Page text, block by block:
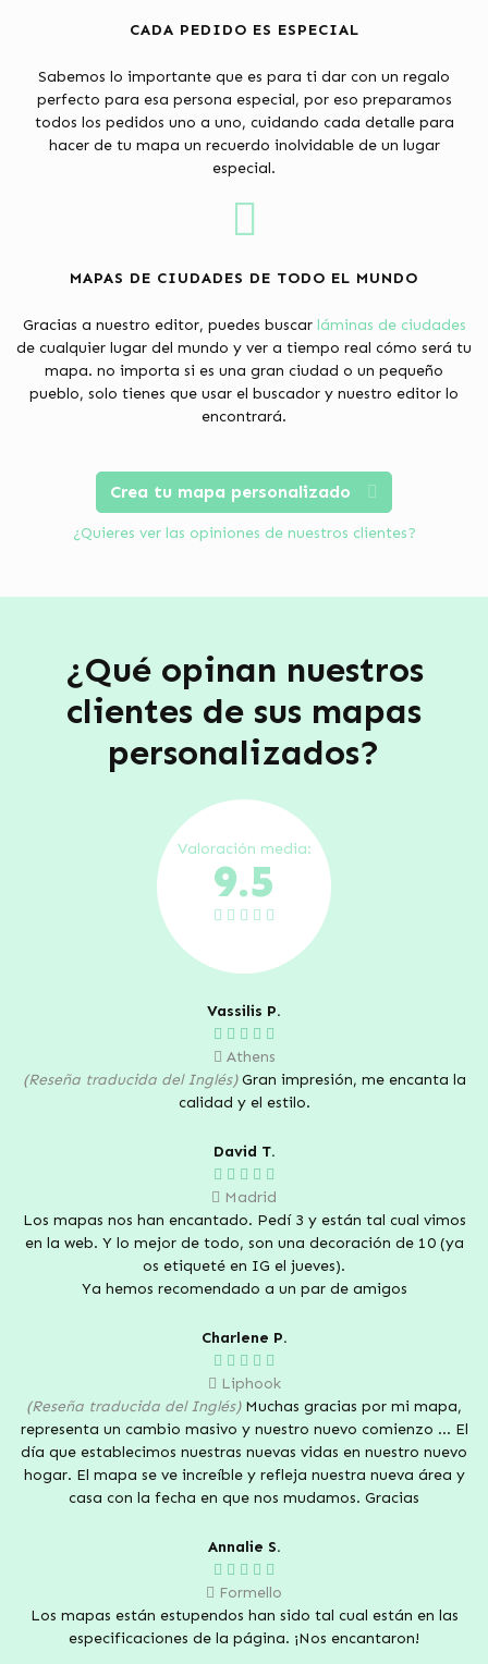
CADA PEDIDO ES ESPECIAL
Sabemos lo importante que es para ti dar con un regalo
perfecto para esa persona especial, por eso preparamos
todos los pedidos uno a uno, cuidando cada detalle para
hacer de tu mapa un recuerdo inolvidable de un lugar
especial.
MAPAS DE CIUDADES DE TODO EL MUNDO
Gracias a nuestro editor, puedes buscar láminas de ciudades
de cualquier lugar del mundo y ver a tiempo real cómo será tu
mapa. no importa si es una gran ciudad o un pequeño
pueblo, solo tienes que usar el buscador y nuestro editor lo
encontrará.
Crea tu mapa personalizado
¿Quieres ver las opiniones de nuestros clientes?
¿Qué opinan nuestros
clientes de sus mapas
personalizados?
Valoración media:
9.5
Vassilis P.
Athens
(Reseña traducida del Inglés)Gran impresión, me encanta la
calidad y el estilo.
David T.
Madrid
Los mapas nos han encantado. Pedí 3 y están tal cual vimos
en la web. Y lo mejor de todo, son una decoración de 10 (ya
os etiqueté en IG el jueves).
Ya hemos recomendado a un par de amigos
Charlene P.
Liphook
(Reseña traducida del Inglés)Muchas gracias por mi mapa,
representa un cambio masivo y nuestro nuevo comienzo ... El
día que establecimos nuestras nuevas vidas en nuestro nuevo
hogar. El mapa se ve increíble y refleja nuestra nueva área y
casa con la fecha en que nos mudamos. Gracias
Annalie S.
Formello
Los mapas están estupendos han sido tal cual están en las
especificaciones de la página. ¡Nos encantaron!